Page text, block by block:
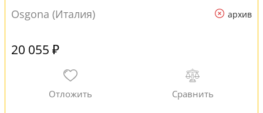
Osgona (Италия)
архив
20 055 ₽